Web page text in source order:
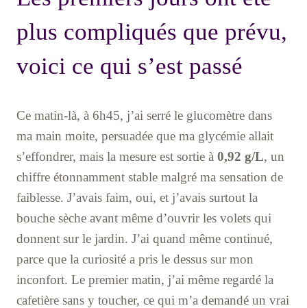
plus compliqués que prévu,
voici ce qui s’est passé
Ce matin-là, à 6h45, j’ai serré le glucomètre dans
ma main moite, persuadée que ma glycémie allait
s’effondrer, mais la mesure est sortie à 0,92 g/L, un
chiffre étonnamment stable malgré ma sensation de
faiblesse. J’avais faim, oui, et j’avais surtout la
bouche sèche avant même d’ouvrir les volets qui
donnent sur le jardin. J’ai quand même continué,
parce que la curiosité a pris le dessus sur mon
inconfort. Le premier matin, j’ai même regardé la
cafetière sans y toucher, ce qui m’a demandé un vrai